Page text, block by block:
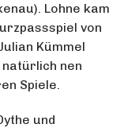
Lohne kam
von
Kümmel
nen
Spiele.
und